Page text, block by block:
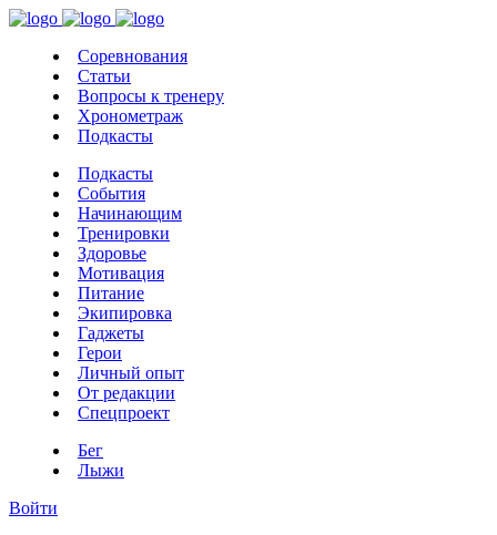
Соревнования
Статьи
Вопросы к тренеру
Хронометраж
Подкасты
Подкасты
События
Начинающим
Тренировки
Здоровье
Мотивация
Питание
Экипировка
Гаджеты
Герои
Личный опыт
От редакции
Спецпроект
Бег
Лыжи
Войти